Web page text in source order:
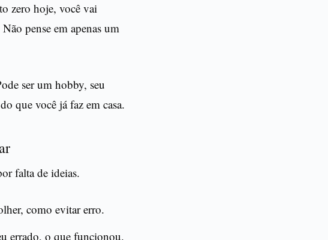
zero hoje, você vai
pense em apenas um
ser um hobby, seu
que você já faz em casa.
falta de ideias.
como evitar erro.
errado, o que funcionou.